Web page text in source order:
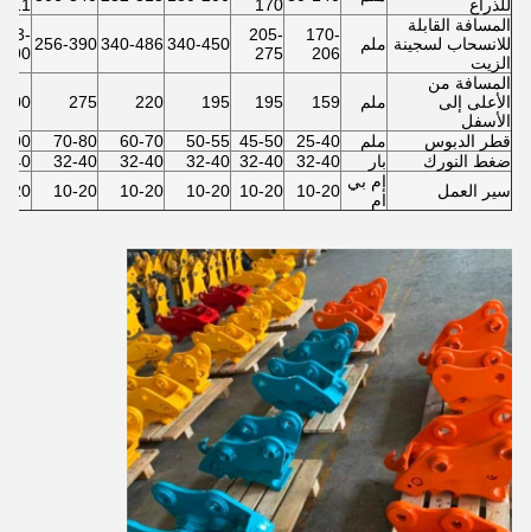
للذراع 170
411
المسافة القابلة
للانسحاب لسجينة
الزيت
ملم
170-
206
205-
275
340-450
340-486
256-390
590
المسافة من
الأعلى إلى
الأسفل
ملم 159
195
195
220
275
300
قطر الدبوس ملم 25-40
45-50
50-55
60-70
70-80
90
ضغط النورك
بار 32-40
32-40
32-40
32-40
32-40
40
سير العمل
إم بي
ام
10-20
10-20
10-20
10-20
10-20
20